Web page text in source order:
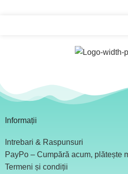
Informații
Intrebari & Raspunsuri
PayPo – Cumpără acum, plătește
Termeni și condiții